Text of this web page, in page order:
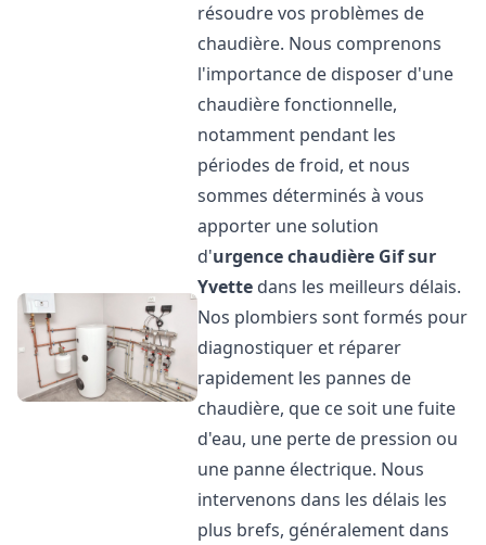
résoudre vos problèmes de
chaudière. Nous comprenons
l'importance de disposer d'une
chaudière fonctionnelle,
notamment pendant les
périodes de froid, et nous
sommes déterminés à vous
apporter une solution
d'urgence chaudière Gif sur
Yvette dans les meilleurs délais.
Nos plombiers sont formés pour
diagnostiquer et réparer
rapidement les pannes de
chaudière, que ce soit une fuite
d'eau, une perte de pression ou
une panne électrique. Nous
intervenons dans les délais les
plus brefs, généralement dans